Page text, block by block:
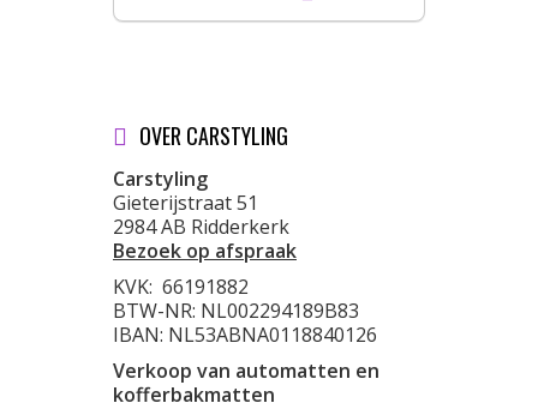
OVER CARSTYLING
Carstyling
Gieterijstraat 51
2984 AB Ridderkerk
Bezoek op afspraak
KVK: 66191882
BTW-NR: NL002294189B83
IBAN: NL53ABNA0118840126
Verkoop van automatten en
kofferbakmatten